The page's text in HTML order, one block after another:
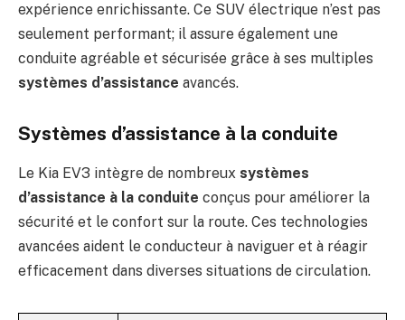
expérience enrichissante. Ce SUV électrique n’est pas
seulement performant; il assure également une
conduite agréable et sécurisée grâce à ses multiples
systèmes d’assistance avancés.
Systèmes d’assistance à la conduite
Le Kia EV3 intègre de nombreux systèmes
d’assistance à la conduite conçus pour améliorer la
sécurité et le confort sur la route. Ces technologies
avancées aident le conducteur à naviguer et à réagir
efficacement dans diverses situations de circulation.